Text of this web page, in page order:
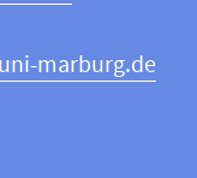
marburg.de